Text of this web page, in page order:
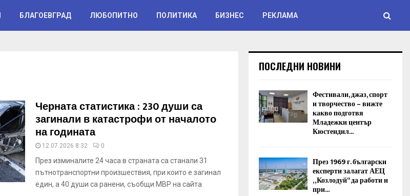
БЛАГОЕВГРАД ЛЮБОПИТНО ПОЛИТИКА БИЗНЕС РЕКЛАМА
Черната статистика : 230 души са
загинали в катастрофи от началото
на годината
12.07.2026 8:32 0
През изминалите 24 часа в страната са станали 31
пътнотранспортни произшествия, при които е загинал
един, а 40 души са ранени, съобщи МВР на сайта
ПОСЛЕДНИ НОВИНИ
Фестивали, джаз, спорт
и творчество – вижте
какво подготвя
Младежки център
Кюстендил...
През 1969 г. български
експерти залагат АЕЦ
„Козлодуй“ да работи и
при...